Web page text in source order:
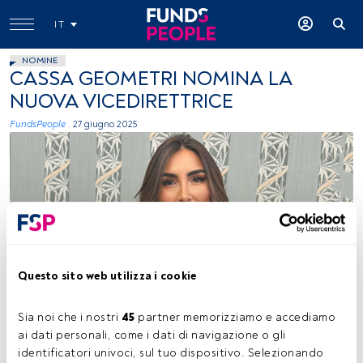
Questo sito web utilizza i cookie
Sia noi che i nostri 45 partner memorizziamo e accediamo
ai dati personali, come i dati di navigazione o gli
identificatori univoci, sul tuo dispositivo. Selezionando
IT
NOMINE
CASSA GEOMETRI NOMINA LA
NUOVA VICEDIRETTRICE
FundsPeople . 27 giugno 2025
Mafalda Papa
Tempo di lettura:1 min.